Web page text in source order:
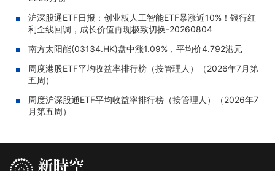
沪深股通ETF日报：创业板人工智能ETF暴涨近10%！银行红
利全线回调，成长价值再现极致切换-20260804
南方太阳能(03134.HK)盘中涨1.09%，平均价4.792港元
周度港股ETF平均收益率排行榜（按管理人）（2026年7月第
五周）
周度沪深股通ETF平均收益率排行榜（按管理人）（2026年7
月第五周）